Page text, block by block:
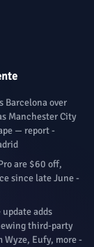
Barcelona over
Manchester City
— report -
are $60 off,
since late June -
update adds
third-party
Wyze, Eufy, more -